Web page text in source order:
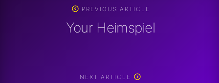
PREVIOUS ARTICLE
Your Heimspiel
NEXT ARTICLE